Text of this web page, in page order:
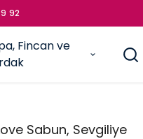
92
Fincan ve
Sabun, Sevgiliye